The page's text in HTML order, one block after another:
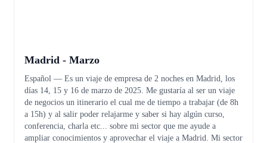
Madrid - Marzo
Español — Es un viaje de empresa de 2 noches en Madrid, los
días 14, 15 y 16 de marzo de 2025. Me gustaría al ser un viaje
de negocios un itinerario el cual me de tiempo a trabajar (de 8h
a 15h) y al salir poder relajarme y saber si hay algún curso,
conferencia, charla etc... sobre mi sector que me ayude a
ampliar conocimientos y aprovechar el viaje a Madrid. Mi sector